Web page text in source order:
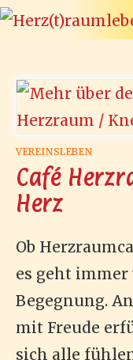
Zum
Inhalt
VEREINSLEBEN
Café
Herz
Ob
es geht immer
Begegnung.
mit Freude
sich alle